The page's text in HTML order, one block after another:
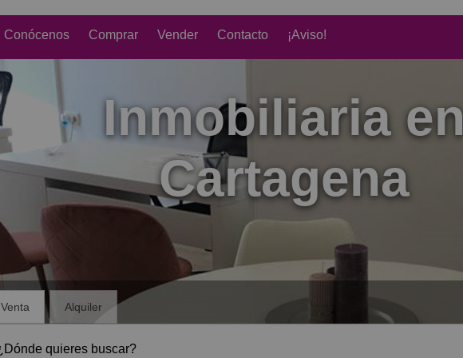
Conócenos Comprar Vender Contacto ¡Aviso!
Inmobiliaria
Cartagena
Venta Alquiler